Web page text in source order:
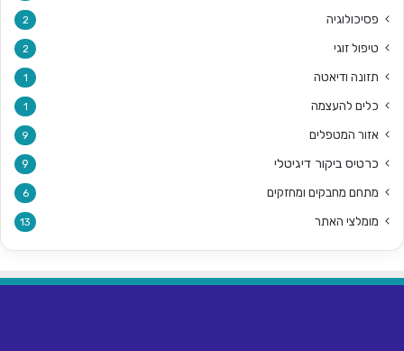
פסיכולוגיה 2
טיפול זוגי 2
תזונה ודיאטה 1
כלים להעצמה 1
אזור המטפלים 9
כרטיס ביקור דיגיטלי 9
מתחם מחבקים ומחזקים 6
מומלצי האתר 13